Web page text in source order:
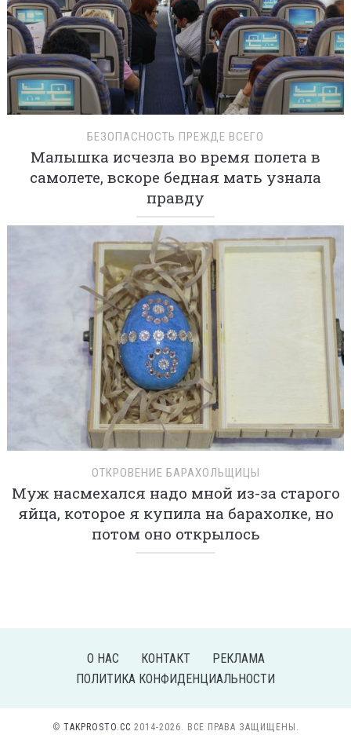
БЕЗОПАСНОСТЬ ПРЕЖДЕ ВСЕГО
Малышка исчезла во время полета в
самолете, вскоре бедная мать узнала
правду
ОТКРОВЕНИЕ БАРАХОЛЬЩИЦЫ
Муж насмехался надо мной из-за старого
яйца, которое я купила на барахолке, но
потом оно открылось
О НАС КОНТАКТ
РЕКЛАМА
ПОЛИТИКА КОНФИДЕНЦИАЛЬНОСТИ
© TAKPROSTO.CC 2014-2026. ВСЕ ПРАВА ЗАЩИЩЕНЫ.